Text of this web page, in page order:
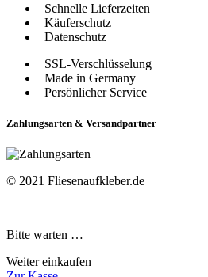
Schnelle Lieferzeiten
Käuferschutz
Datenschutz
SSL-Verschlüsselung
Made in Germany
Persönlicher Service
Zahlungsarten & Versandpartner
© 2021 Fliesenaufkleber.de
Bitte warten …
Weiter einkaufen